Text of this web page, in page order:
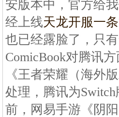
安版本中，官方给
经上线天龙开服一
也已经露脸了，只
ComicBook对腾讯
《王者荣耀（海外
处理，腾讯为
前，网易手游《阴